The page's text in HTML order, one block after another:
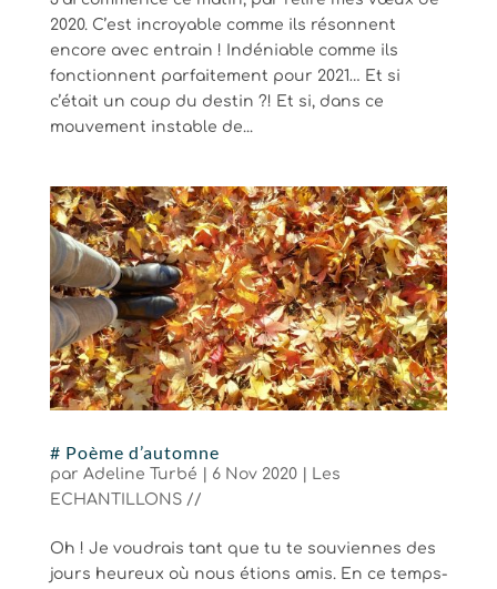
2020. C’est incroyable comme ils résonnent
encore avec entrain ! Indéniable comme ils
fonctionnent parfaitement pour 2021… Et si
c’était un coup du destin ?! Et si, dans ce
mouvement instable de...
# Poème d’automne
par Adeline Turbé 6 Nov 2020|
Les
ECHANTILLONS //
Oh ! Je voudrais tant que tu te souviennes des
jours heureux où nous étions amis. En ce temps-